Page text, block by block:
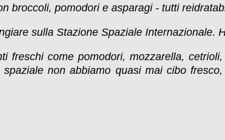
broccoli, pomodori e asparagi - tutti
sulla Stazione Spaziale Internazionale.
freschi come pomodori, mozzarella,
non abbiamo quasi mai cibo